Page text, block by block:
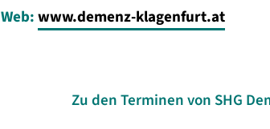
Web:www.demenz-klagenfurt.at
Zu den Terminen von SHG